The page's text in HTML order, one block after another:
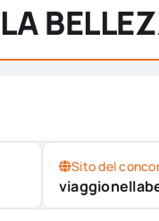
Sito del